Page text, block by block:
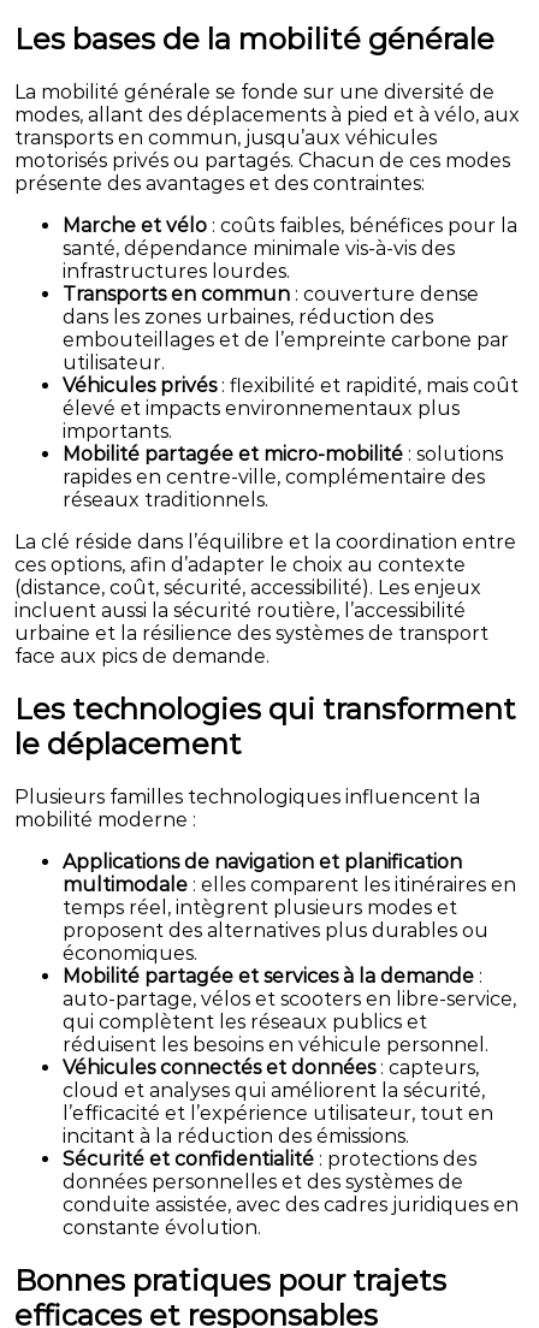
Les bases de la mobilité générale
La mobilité générale se fonde sur une diversité de
modes, allant des déplacements à pied et à vélo, aux
transports en commun, jusqu’aux véhicules
motorisés privés ou partagés. Chacun de ces modes
présente des avantages et des contraintes:
Marche et vélo : coûts faibles, bénéfices pour la
santé, dépendance minimale vis-à-vis des
infrastructures lourdes.
Transports en commun : couverture dense
dans les zones urbaines, réduction des
embouteillages et de l’empreinte carbone par
utilisateur.
Véhicules privés: flexibilité et rapidité, mais coût
élevé et impacts environnementaux plus
importants.
Mobilité partagée et micro-mobilité : solutions
rapides en centre-ville, complémentaire des
réseaux traditionnels.
La clé réside dans l’équilibre et la coordination entre
ces options, afin d’adapter le choix au contexte
(distance, coût, sécurité, accessibilité). Les enjeux
incluent aussi la sécurité routière, l’accessibilité
urbaine et la résilience des systèmes de transport
face aux pics de demande.
Les technologies qui transforment
le déplacement
Plusieurs familles technologiques influencent la
mobilité moderne :
Applications de navigation et planification
multimodale : elles comparent les itinéraires en
temps réel, intègrent plusieurs modes et
proposent des alternatives plus durables ou
économiques.
Mobilité partagée et services à la demande :
auto-partage, vélos et scooters en libre-service,
qui complètent les réseaux publics et
réduisent les besoins en véhicule personnel.
Véhicules connectés et données: capteurs,
cloud et analyses qui améliorent la sécurité,
l’efficacité et l’expérience utilisateur, tout en
incitant à la réduction des émissions.
Sécurité et confidentialité : protections des
données personnelles et des systèmes de
conduite assistée, avec des cadres juridiques en
constante évolution.
Bonnes pratiques pour trajets
efficaces et responsables